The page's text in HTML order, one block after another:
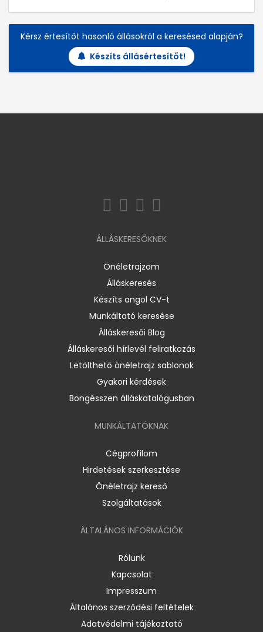
Kérsz értesítőt hasonló állásokról a keresésed alapján?
Készíts állásértesítőt!
ÁLLÁSKERESŐKNEK
Önéletrajzom
Álláskeresés
Készíts angol CV-t
Munkáltató keresése
Álláskeresői Blog
Álláskeresői hírlevél feliratkozás
Letölthető önéletrajz sablonok
Gyakori kérdések
Böngésszen álláskatalógusban
MUNKÁLTATÓKNAK
Cégprofilom
Hirdetések szerkesztése
Önéletrajz kereső
Szolgáltatások
ÁLTALÁNOS INFORMÁCIÓK
Rólunk
Kapcsolat
Impresszum
Általános szerződési feltételek
Adatvédelmi tájékoztató